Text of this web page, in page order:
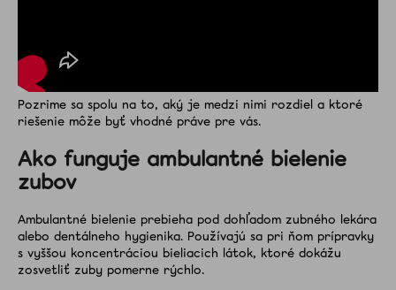
Pozrime sa spolu na to, aký je medzi nimi rozdiel a ktoré
riešenie môže byť vhodné práve pre vás.
Ako funguje ambulantné bielenie
zubov
Ambulantné bielenie prebieha pod dohľadom zubného lekára
alebo dentálneho hygienika. Používajú sa pri ňom prípravky
s vyššou koncentráciou bieliacich látok, ktoré dokážu
zosvetliť zuby pomerne rýchlo.